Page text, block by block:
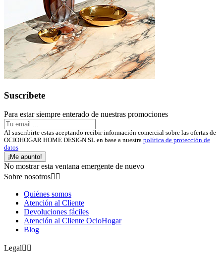
Suscríbete
Para estar siempre enterado de nuestras promociones
Al suscribirte estas aceptando recibir información comercial sobre las ofertas de
OCIOHOGAR HOME DESIGN SL en base a nuestra política de protección de
datos
¡Me apunto!
No mostrar esta ventana emergente de nuevo
Sobre nosotros 
Quiénes somos
Atención al Cliente
Devoluciones fáciles
Atención al Cliente OcioHogar
Blog
Legal 